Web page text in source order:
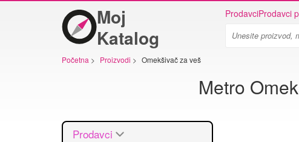
Moj
Katalog
ProdavciProdavci
Početna > Proizvodi > Omekšivač za veš
Metro
Prodavci